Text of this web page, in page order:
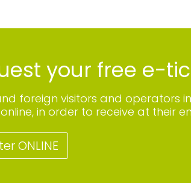
your free e-
foreign visitors and operators
in order to receive at their
ONLINE